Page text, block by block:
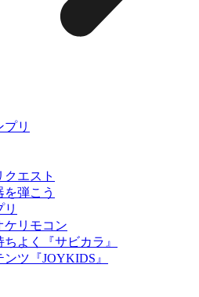
リ
エスト
を弾こう
ケリモコン
よく『サビカラ』
ツ『JOYKIDS』